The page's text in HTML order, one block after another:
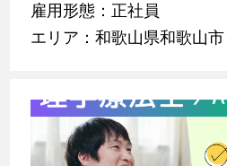
雇用形態：正社員
エリア：和歌山県和歌山市